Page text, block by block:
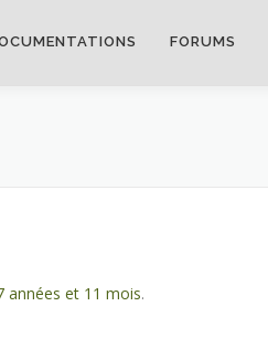
FORUMS
années et 11 mois.